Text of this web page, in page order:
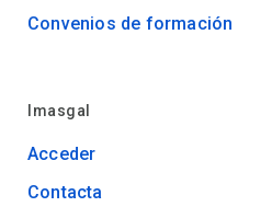
Convenios de formación
Imasgal
Acceder
Contacta